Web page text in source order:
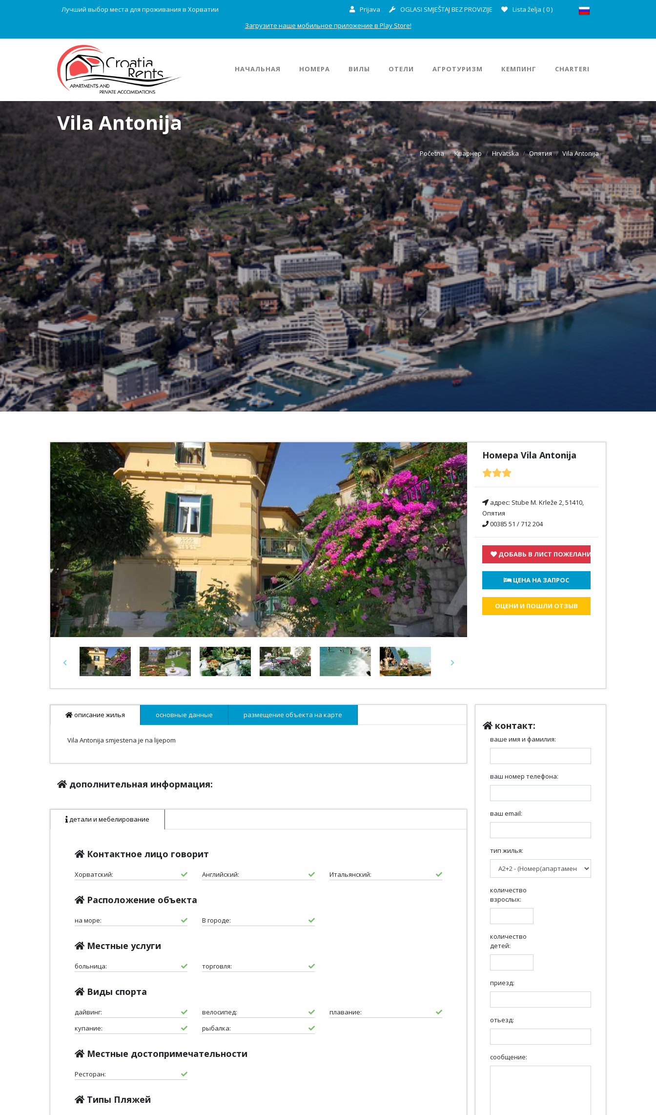
Лучший выбор места для проживания в Хорватии Prijava OGLASI SMJEŠTAJ BEZ PROVIZIJE Lista želja (0)
Загрузите наше мобильное приложение в Play Store!
НАЧАЛЬНАЯ НОМЕРА ВИЛЫ ОТЕЛИ АГРОТУРИЗМ КЕМПИНГ CHARTERI
Vila Antonija
Početna Кварнер Hrvatska Опятия Vila Antonija
Previous Next
Номера Vila Antonija
адрес: Stube M. Krleže 2, 51410,
Опятия
00385 51 / 712 204
ДОБАВЬ В ЛИСТ ПОЖЕЛАНИЙ
ЦЕНА НА ЗАПРОС
ОЦЕНИ И ПОШЛИ ОТЗЫВ
описание жилья основные данные размещение объекта на карте
Vila Antonija smjestena je na lijepom
дополнительная информация:
детали и мебелирование
Контактное лицо говорит
Хорватский: Английский: Итальянский:
Расположение объекта
на море: В городе:
Местные услуги
больница: торговля:
Виды спорта
дайвинг: велосипед:
плавание:
купание:
рыбалка:
Местные достопримечательности
Ресторан:
Типы Пляжей
контакт:
ваше имя и фамилия:
ваш номер телефона:
ваш email:
тип жилья:
количество
взрослых:
количество
детей:
приезд:
отьезд:
сообщение: